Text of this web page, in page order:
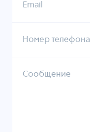
Email
Номер телефона
Сообщение